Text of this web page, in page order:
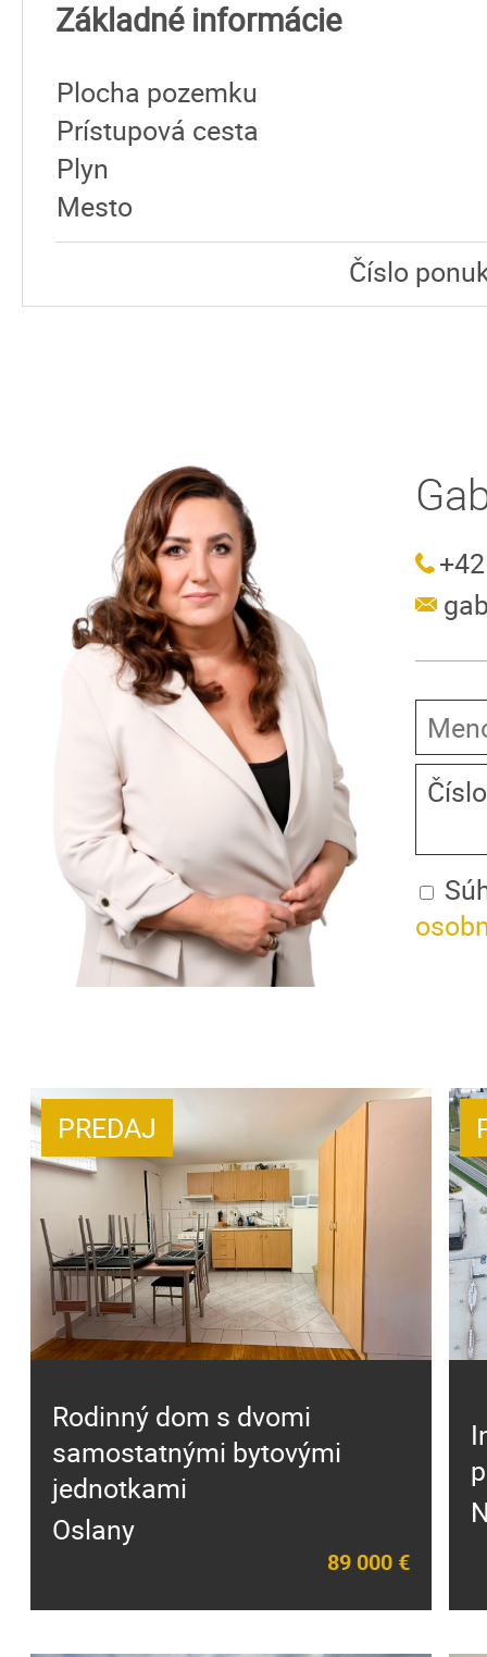
Základné informácie
Plocha pozemku
Prístupová cesta
Plyn
Mesto
Číslo
Rodinný dom s dvomi
samostatnými bytovými
jednotkami
Oslany
89 000 €
PREDAJ